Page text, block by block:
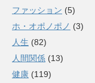
ファッション (5)
ホ・オポノポノ (3)
人生 (82)
人間関係 (13)
健康 (119)